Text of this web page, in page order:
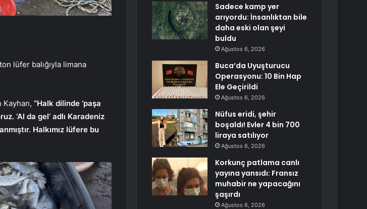
lüfer balığıyla limana
Kayhan, “Halk dilinde ‘paşa
‘Al da gel’ adlı Karadeniz
Halkımız lüfere bu
Sadece kamp yer
arıyordu: İnsanlıktan bile
daha eski olan şeyi
buldu
Ağustos 6, 2026
Buca’da Uyuşturucu
Operasyonu: 10 Bin Hap
Ele Geçirildi
Ağustos 6, 2026
Nüfus eridi, şehir
boşaldı! Evler 4 bin 700
liraya satılıyor
Ağustos 6, 2026
Korkunç patlama canlı
yayına yansıdı: Fransız
muhabir ne yapacağını
şaşırdı
Ağustos 6, 2026